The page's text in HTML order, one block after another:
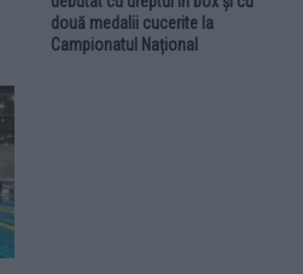
două medalii cucerite la
Campionatul Național